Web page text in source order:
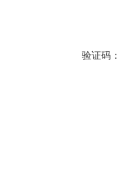
验证码：